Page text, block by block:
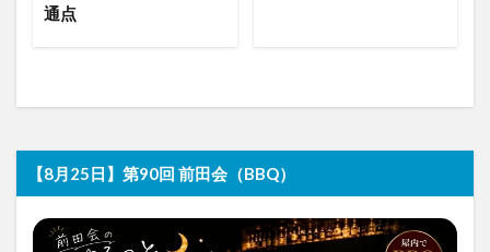
通点
【8月25日】第90回 前田会（BBQ）